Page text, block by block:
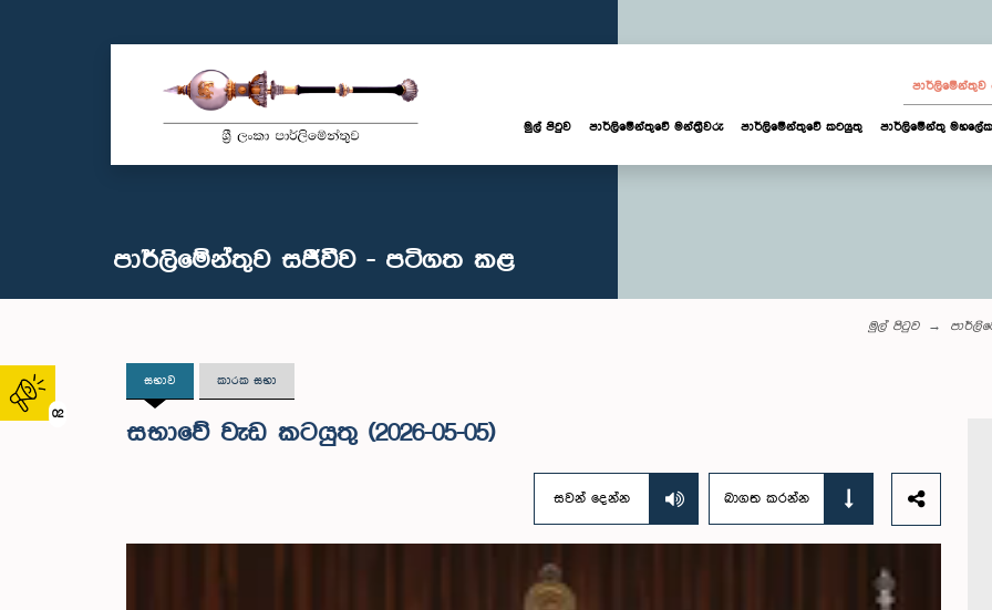
02
පාර්ලි‌මේන්තුව
මුල් පිටුව පාර්ලි‌මේන්තුවේ මන්ත්‍රීවරු පාර්ලිමේන්තුවේ කටයුතු පාර්ලිමේන්තු
පාර්ලිමේන්තුව සජීවීව - පටිගත කළ
මුල් පිටුව
සභාව කාරක සභා
සභාවේ වැඩ කටයුතු (2026-05-05)
සවන් දෙන්න බාගත කරන්න